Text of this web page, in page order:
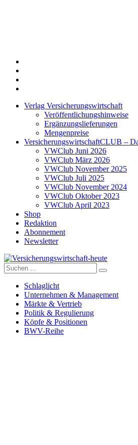
Verlag Versicherungswirtschaft
Veröffentlichungshinweise
Ergänzungslieferungen
Mengenpreise
VersicherungswirtschaftCLUB –
VWClub Juni 2026
VWClub März 2026
VWClub November 2025
VWClub Juli 2025
VWClub November 2024
VWClub Oktober 2023
VWClub April 2023
Shop
Redaktion
Abonnement
Newsletter
Versicherungswirtschaft-heute
Suche
nach:
Schlaglicht
Unternehmen & Management
Märkte & Vertrieb
Politik & Regulierung
Köpfe & Positionen
BWV-Reihe